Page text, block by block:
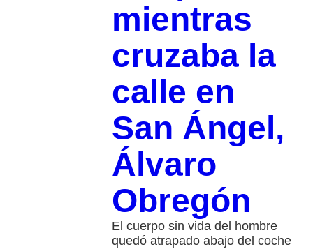
mientras
cruzaba la
calle en
San Ángel,
Álvaro
Obregón
El cuerpo sin vida del hombre
quedó atrapado abajo del coche